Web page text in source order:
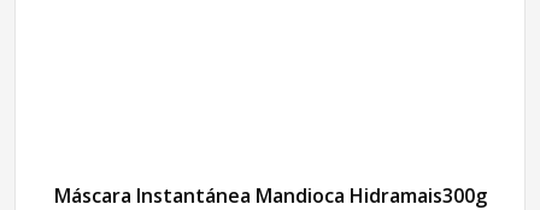
Máscara Instantánea Mandioca Hidramais300g